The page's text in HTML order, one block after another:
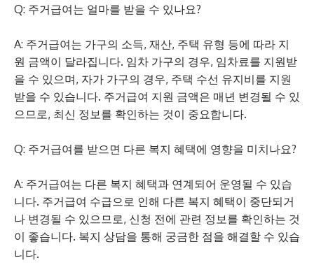
Q: 주거급여는 얼마를 받을 수 있나요?
A: 주거급여는 가구의 소득, 재산, 주택 유형 등에 따라 지
원 금액이 달라집니다. 임차 가구의 경우, 임차료를 지원받
을 수 있으며, 자가 가구의 경우, 주택 수선 유지비를 지원
받을 수 있습니다. 주거급여 지원 금액은 매년 변경될 수 있
으므로, 최신 정보를 확인하는 것이 중요합니다.
Q: 주거급여를 받으면 다른 복지 혜택에 영향을 미치나요?
A: 주거급여는 다른 복지 혜택과 연계되어 운영될 수 있습
니다. 주거급여 수급으로 인해 다른 복지 혜택이 중단되거
나 변경될 수 있으므로, 신청 전에 관련 정보를 확인하는 것
이 좋습니다. 복지 상담을 통해 궁금한 점을 해결할 수 있습
니다.